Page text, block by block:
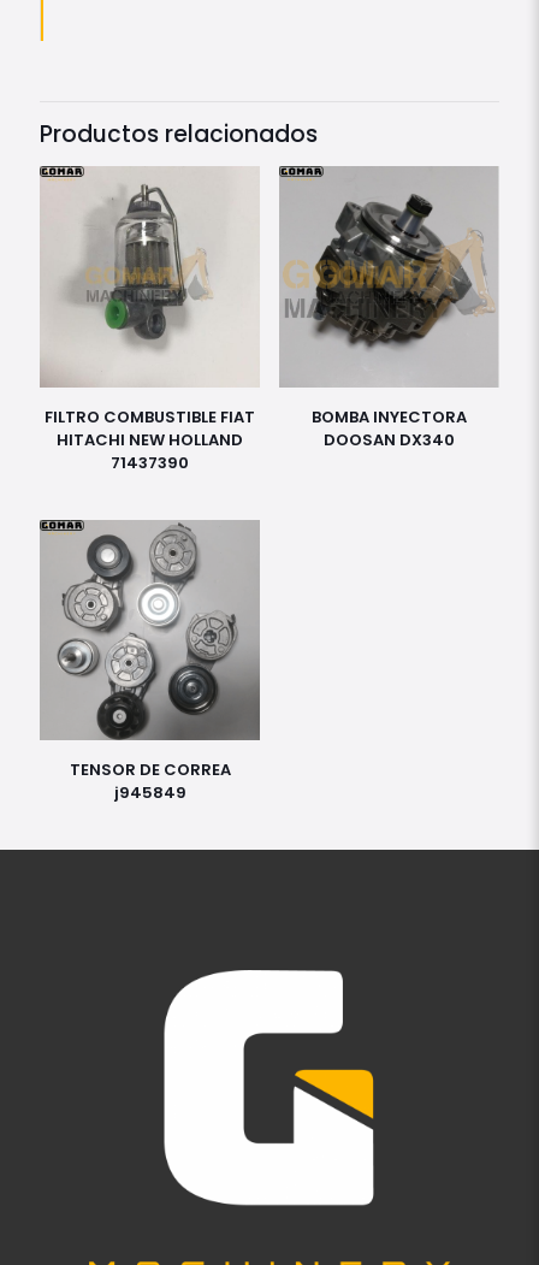
Productos relacionados
FILTRO COMBUSTIBLE FIAT
HITACHI NEW HOLLAND
71437390
BOMBA INYECTORA
DOOSAN DX340
TENSOR DE CORREA
j945849